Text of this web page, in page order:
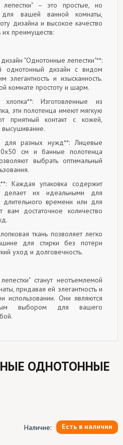
– это простые, но
для вашей ванной комнаты,
дизайна и высокое качество
их преимуществ:
"Однотонные лепестки"**:
однотонный дизайн с видом
элегантность и изысканность.
комнате простоту и шарм.
Изготовленные из
эти полотенца имеют мягкую
приятный контакт с кожей,
для разных нужд**: Лицевые
см и банные полотенца
выбрать оптимальный
Каждая упаковка содержит
делает их идеальными для
длительного времени или для
вам достаточное количество
ткань позволяет легко
для стирки без потери
уход и долговечность.
станут неотъемлемой
придавая ей элегантность и
использовании. Они являются
выбором для вашего
ОДНОТОННЫЕ
Наличие: Есть в наличии